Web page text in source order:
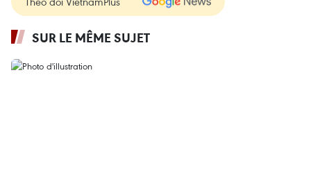
SUR LE MÊME SUJET